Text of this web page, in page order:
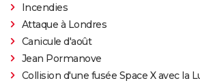
Incendies
Attaque à Londres
Canicule d'août
Jean Pormanove
Collision d'une fusée Space X avec la